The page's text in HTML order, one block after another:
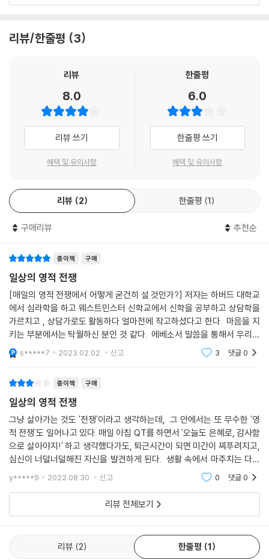
그리고 우리는 모든 종류의 악을 대적할 때 예수님이 그러셨던 것처럼 진
리를 제시하고 평안의 복음을 전하는 법을 배울 수 있다.
게 하는가? 진리, 의로움, 평안의 복음, 믿음, 구원, 하나님의 말씀, 그리고
기도다. 이것들은 그리스도인의 삶에 있어 일상적이고 정상적인 것들이다.
또한 당신과 당신의 내담자가 세상, 육, 마귀에 대항하기 위해 매일 필요로
하는 것들이다. 이것이 그리스도의 능력으로 살 수 있도록 그리스도 안에
서 우리에게 주어진 것이다. 또 이것이 우리가 매일 분노, 두려움, 현실 도
물론이고 당신에게도 희망이 있다. 왜냐하면 그리스도가 우리의 능력이 되
시고 그 능력 안에서 살 수 있는 구체적인 방법들을 제시하셨기 때문이다.
으로 반드시 승리하게 되어 있다. 가장 선한 것은 우리 자신 혹은 우리가 사
랑하는 이들이 육체적으로 치유되는 것이 아니다. 가장 큰 선물은 우리를
위해 죽음을 이기시고 정확한 타이밍에 우리를 안전하게 집으로 인도해 주
시는 예수님을 믿는 믿음이다. 그분이야말로 우리가 사탄에 대항하여 설
수 있도록 무기를 제공하시는 분이다. 그리고 우리가 이 전쟁을 치르기 위
해서는 그리스도의 무기가 절실히 필요하다. 그것은 가장 어려운 환경 중
하나인 죽음 가운데 이뤄지는 믿음, 소망, 사랑을 위한 전투다.
것이다.
모든 그리스도인은 영적인 전쟁터 한가운데에 서 있지만, (『나를 포함해)
많은 그리스도인들이 전쟁터 한가운데에서 한가롭게 음악을 들으며 유유
의 서론 부분에 나오는 폴리슨의 개인적 경험 이야기만 들어도 우리가 늘
사탄의 이간질 가운데 있음을 알 수 있을 것이다. 폴리슨은 에베소서에서
말하고 있는 복음의 처방을 바탕으로, 개인적으로 영적 전쟁에서 승리하는
준다. 성화의 길을 걸어가는 그리스도인들에게도 꼭 필요한 책이지만, 영
적 전쟁의 개념에 대해 모호하게 생각하는 나 같은 목회자들에게도 꼭 필
요한 책이다!
저자가 이 땅에 남긴 이 마지막 책은, 지금까지 이 주제에 관하여 다른 이들
체의 구조를 정리하며 에베소서의 핵심을 “끝으로 너희가 주 안에서와 그
힘의 능력으로 강건하여지고”(『엡 6:10)로 제시한다. 에베소서가 말하는
복음과 이 복음에 합당한 성도의 일상의 삶 전부가 ‘영적 전쟁’이라는 개념
주어 너무 좋다. 이후 ‘영적 전쟁’에 관한 성경이 우리에게 요구하는 것을
어떻게 해야 우리가 승리할 수 있을지를 차근차근 들려준다. 만약 우리가
자신이 경험하고 있는 문제를 가지고 겸손하게 내담자의 자리에 앉는다면,
‘데이비드 폴리슨’이라는 사려 깊은 성경적 상담자가 들려주는 정확하고
따뜻한 처방을 들을 수 있을 것이다. 췌장암 4기를 진단받고 그에게 주어
진 마지막 이 땅에서의 시간을 사용하여 남겨 준 대체 불가능한 귀한 글을
읽었다. 벌써 그가 그립다.
- 조영민 (나눔교회 담임목사, 『우리 가운데 서신 하나님』 저자)
영적 전쟁에 관해 이보다 더 좋은 책은 없을 것이다. 저자는 이 주제를 대할
료하는 의사처럼 조심스럽게 다루고 있다. 이 책을 읽는 모든 그리스도인
은 회심의 ‘이미’와 귀향의 ‘아직’ 사이에서 마주하게 될 피할 수 없는 전쟁
리뷰/한줄평 3
리뷰
8.0
리뷰 쓰기
혜택 및 유의사항
한줄평
6.0
한줄평 쓰기
혜택 및 유의사항
리뷰 2 한줄평 1
구매리뷰 추천순
종이책 구매
일상의 영적 전쟁
[매일의 영적 전쟁에서 어떻게 굳건히 설 것인가?] 저자는 하버드 대학교
에서 심라학을 하고 웨스트민스터 신학교에서 신학을 공부하고 상담학을
가르치고 , 상담가로도 활동하다 얼마전에 작고하셨다고 한다. 마음을 지
키는 부분에서는 탁월하신 분인 것 같다. 에베소서 말씀을 통해서 우리가
영적전쟁에서 승리하는 방법에 대해 기술하고 있다. "상담을 받으러 오는
대부분의 사
s*****7 2023.02.02. 신고 3 댓글0
종이책 구매
일상의 영적 전쟁
그냥 살아가는 것도 '전쟁'이라고 생각하는데, 그 안에서는 또 무수한 '영
적 전쟁'도 일어나고 있다. 매일 아침 QT를 하면서 '오늘도 은혜로, 감사함
으로 살아야지!' 하고 생각했다가도, 퇴근시간이 되면 미간이 찌푸려지고,
심신이 너덜너덜해진 자신을 발견하게 된다. 생활 속에서 마주치는 다양
한 형태의 영적 전쟁에서 우리는 어떻게 대응하고, 맞서 싸워야 하는지에
대한 책
y*****9 2022.08.30. 신고 0 댓글0
리뷰 전체보기
리뷰 2 한줄평 1